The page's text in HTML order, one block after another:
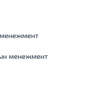
менежмент